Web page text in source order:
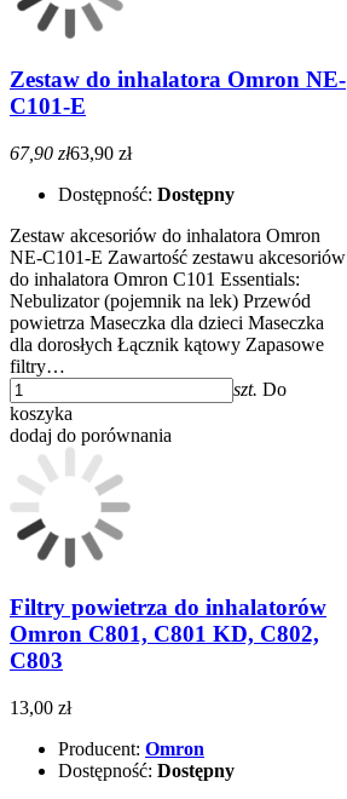
Zestaw do inhalatora Omron NE-
C101-E
67,90 zł63,90 zł
Dostępność: Dostępny
Zestaw akcesoriów do inhalatora Omron
NE-C101-E Zawartość zestawu akcesoriów
do inhalatora Omron C101 Essentials:
Nebulizator (pojemnik na lek) Przewód
powietrza Maseczka dla dzieci Maseczka
dla dorosłych Łącznik kątowy Zapasowe
filtry…
szt. Do
koszyka
dodaj do porównania
Filtry powietrza do inhalatorów
Omron C801, C801 KD, C802,
C803
13,00 zł
Producent: Omron
Dostępność: Dostępny